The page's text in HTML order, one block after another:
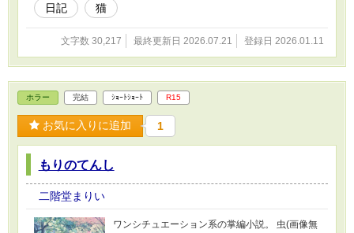
日記
猫
文字数 30,217 最終更新日 2026.07.21 登録日 2026.01.11
ホラー 完結 ｼｮｰﾄｼｮｰﾄ R15
お気に入りに追加 1
もりのてんし
二階堂まりい
ワンシチュエーション系の掌編小説。 虫(画像無